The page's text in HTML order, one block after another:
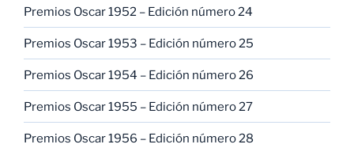
Premios Oscar 1952 – Edición número 24
Premios Oscar 1953 – Edición número 25
Premios Oscar 1954 – Edición número 26
Premios Oscar 1955 – Edición número 27
Premios Oscar 1956 – Edición número 28